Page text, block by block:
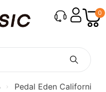
0
Pedal Eden Californi